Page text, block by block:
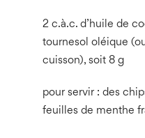
2 c.à.c. d’huile de
tournesol oléique
cuisson), soit 8 g
pour servir : des
feuilles de menthe